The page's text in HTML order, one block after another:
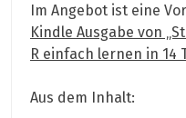
Im Angebot ist eine
Kindle Ausgabe von
R einfach lernen in 14
Aus dem Inhalt: